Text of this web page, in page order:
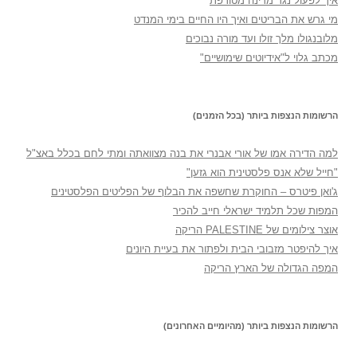
מי גרש את הבריטים ואיך היו החיים בימי המנדט
מלובנגולו מלך זולו ועד מורה נבוכים
מכתב גלוי ל"אידיוטים שימושיים"
הרשומות הנצפות ביותר (בכל הזמנים)
למה הדירה אמו של אורי אבנרי את בנה מצוואתה ומתי לחם בכלל באצ"ל
"חייל שלא אנס פלסטינית הוא גזען"
ג'ואן פיטרס – החוקרת שחשפה את הבלוף של הפליטים הפלסטינים
המפות שכל תלמיד ישראלי חייב להכיר
אוצר צילומים של PALESTINE הריקה
איך להיפטר מזבובי הבית ולפתור את בעיית היונים
המפה הגדולה של הארץ הריקה
הרשומות הנצפות ביותר (מהיומיים האחרונים)